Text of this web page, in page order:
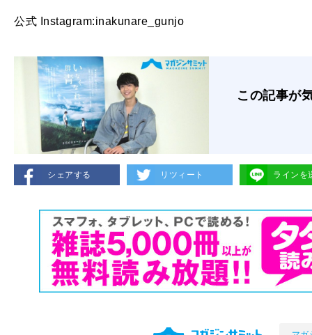
公式 Instagram:inakunare_gunjo
この記事が
シェアする リツィート ラインを